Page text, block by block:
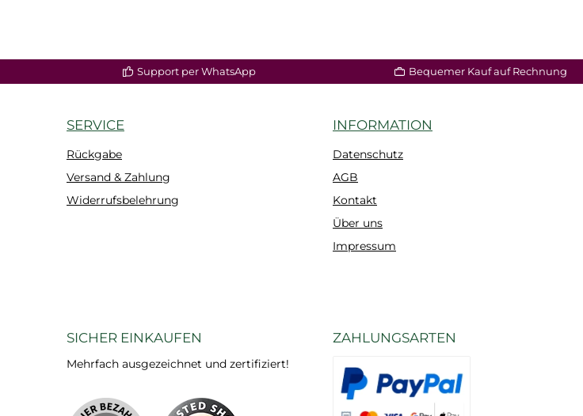
Support per WhatsApp Bequemer Kauf auf Rechnung
SERVICE
Rückgabe
Versand & Zahlung
Widerrufsbelehrung
INFORMATION
Datenschutz
AGB
Kontakt
Über uns
Impressum
SICHER EINKAUFEN
Mehrfach ausgezeichnet und zertifiziert!
ZAHLUNGSARTEN